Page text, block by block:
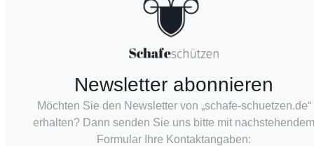
Newsletter abonnieren
Möchten Sie den Newsletter von „schafe-schuetzen.de“
erhalten? Dann senden Sie uns bitte mit nachstehendem
Formular Ihre Kontaktangaben: